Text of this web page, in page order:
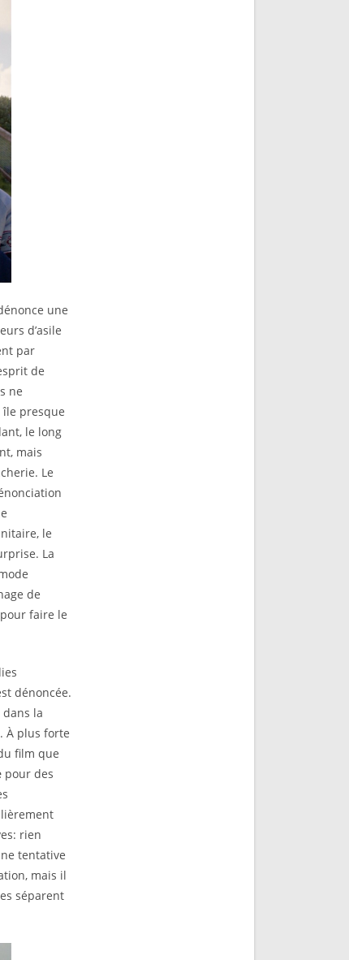
une
d’asile
par
de
ne
île presque
le long
mais
Le
le
La
de
faire le
dénoncée.
la
À plus forte
film que
pour des
rien
tentative
mais il
séparent